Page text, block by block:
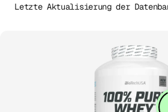
Letzte Aktualisierung der